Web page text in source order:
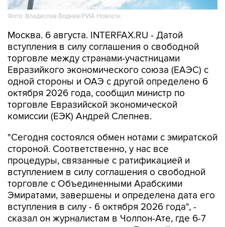
Москва. 6 августа. INTERFAX.RU - Датой
торговле между странами-участницами
Евразийкого экономического союза (ЕАЭС) с
одной стороны и ОАЭ с другой определено 6
октября 2026 года, сообщил министр по
торговле Евразийской экономической
комиссии (ЕЭК) Андрей Слепнев.
"Сегодня состоялся обмен нотами с эмиратской
процедуры, связанные с ратификацией и
вступлением в силу соглашения о свободной
торговле с Объединенными Арабскими
Эмиратами, завершены и определена дата его
вступления в силу - 6 октября 2026 года", -
сказал он журналистам в Чолпон-Ате, где 6-7
августа проходит заседание Евразийского
межправсовета.